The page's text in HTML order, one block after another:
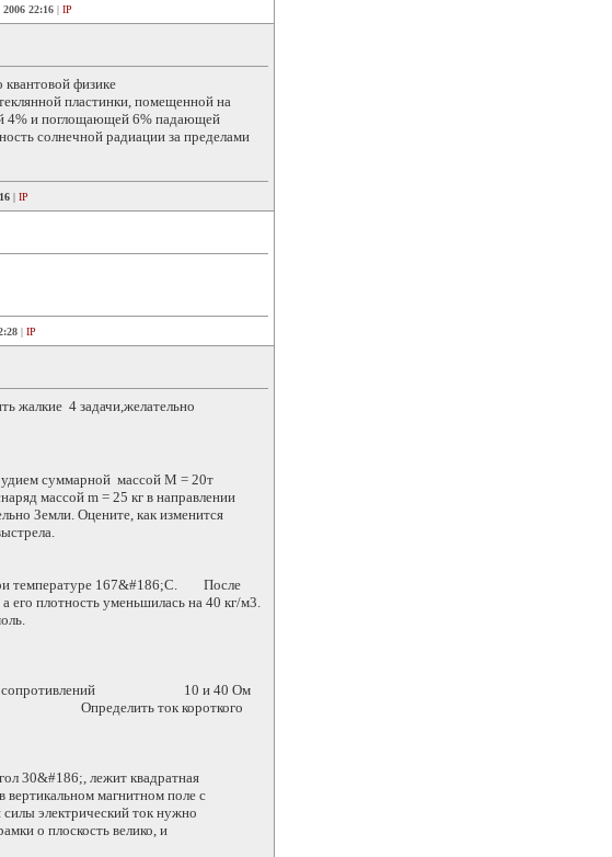
2006 22:16 | IP
физике
пластинки, помещенной на
4% и поглощающей 6% падающей
солнечной радиации за пределами
| IP
| IP
жалкие 4 задачи,желательно
суммарной массой М = 20т
массой m = 25 кг в направлении
Земли. Оцените, как изменится
при температуре 167&#186;С. После
его плотность уменьшилась на 40 кг/м3.
двух сопротивлений 10 и 40 Ом
Вт. Определить ток короткого
30&#186;, лежит квадратная
вертикальном магнитном поле с
электрический ток нужно
о плоскость велико, и